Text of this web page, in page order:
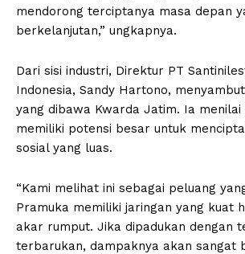
mendorong terciptanya masa depan
berkelanjutan,” ungkapnya.
Dari sisi industri, Direktur PT
Indonesia, Sandy Hartono,
yang dibawa Kwarda Jatim. Ia
memiliki potensi besar untuk
sosial yang luas.
“Kami melihat ini sebagai peluang
Pramuka memiliki jaringan yang kuat
akar rumput. Jika dipadukan dengan
terbarukan, dampaknya akan sangat